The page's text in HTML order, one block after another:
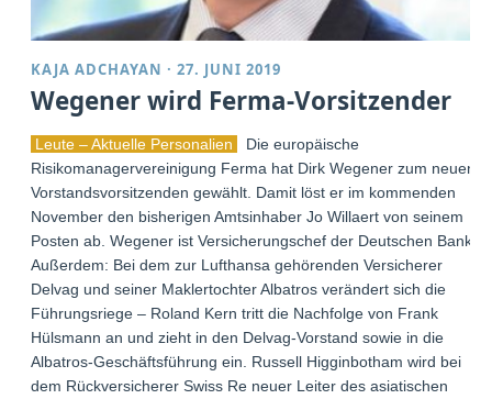
KAJA ADCHAYAN ·27. JUNI 2019
Wegener wird Ferma-Vorsitzender
Leute – Aktuelle Personalien
Die europäische
Risikomanagervereinigung Ferma hat Dirk Wegener zum neuen
Vorstandsvorsitzenden gewählt. Damit löst er im kommenden
November den bisherigen Amtsinhaber Jo Willaert von seinem
Posten ab. Wegener ist Versicherungschef der Deutschen Bank.
Außerdem: Bei dem zur Lufthansa gehörenden Versicherer
Delvag und seiner Maklertochter Albatros verändert sich die
Führungsriege – Roland Kern tritt die Nachfolge von Frank
Hülsmann an und zieht in den Delvag-Vorstand sowie in die
Albatros-Geschäftsführung ein. Russell Higginbotham wird bei
dem Rückversicherer Swiss Re neuer Leiter des asiatischen